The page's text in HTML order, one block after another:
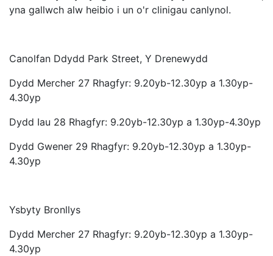
yna gallwch alw heibio i un o'r clinigau canlynol.
Canolfan Ddydd Park Street, Y Drenewydd
Dydd Mercher 27 Rhagfyr: 9.20yb-12.30yp a 1.30yp-
4.30yp
Dydd Iau 28 Rhagfyr: 9.20yb-12.30yp a 1.30yp-4.30yp
Dydd Gwener 29 Rhagfyr: 9.20yb-12.30yp a 1.30yp-
4.30yp
Ysbyty Bronllys
Dydd Mercher 27 Rhagfyr: 9.20yb-12.30yp a 1.30yp-
4.30yp